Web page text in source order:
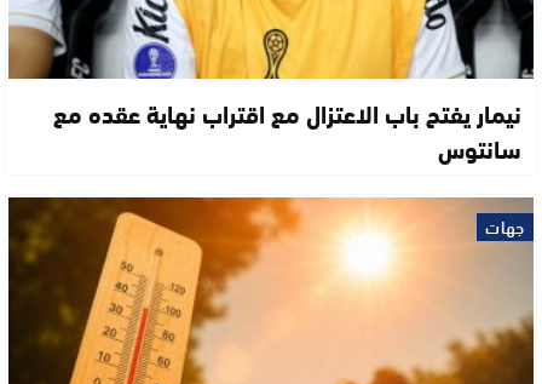
نيمار يفتح باب الاعتزال مع اقتراب نهاية عقده مع
سانتوس
جهات